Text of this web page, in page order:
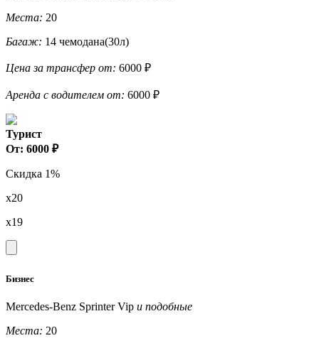
Места: 20
Багаж: 14 чемодана(30л)
Цена за трансфер от: 6000 ₽
Аренда с водителем от: 6000 ₽
Турист
От: 6000 ₽
Скидка 1%
x20
x19
Бизнес
Mercedes-Benz Sprinter Vip и подобные
Места: 20